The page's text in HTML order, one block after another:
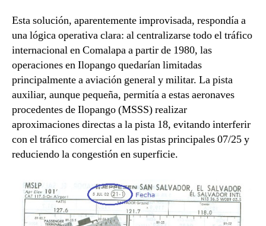
Esta solución, aparentemente improvisada, respondía a
una lógica operativa clara: al centralizarse todo el tráfico
internacional en Comalapa a partir de 1980, las
operaciones en Ilopango quedarían limitadas
principalmente a aviación general y militar. La pista
auxiliar, aunque pequeña, permitía a estas aeronaves
procedentes de Ilopango (MSSS) realizar
aproximaciones directas a la pista 18, evitando interferir
con el tráfico comercial en las pistas principales 07/25 y
reduciendo la congestión en superficie.